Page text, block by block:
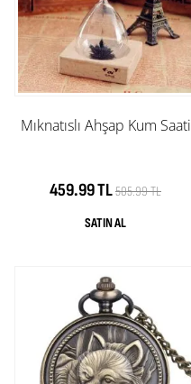
Mıknatıslı Ahşap Kum Saati
459.99 TL505.99 TL